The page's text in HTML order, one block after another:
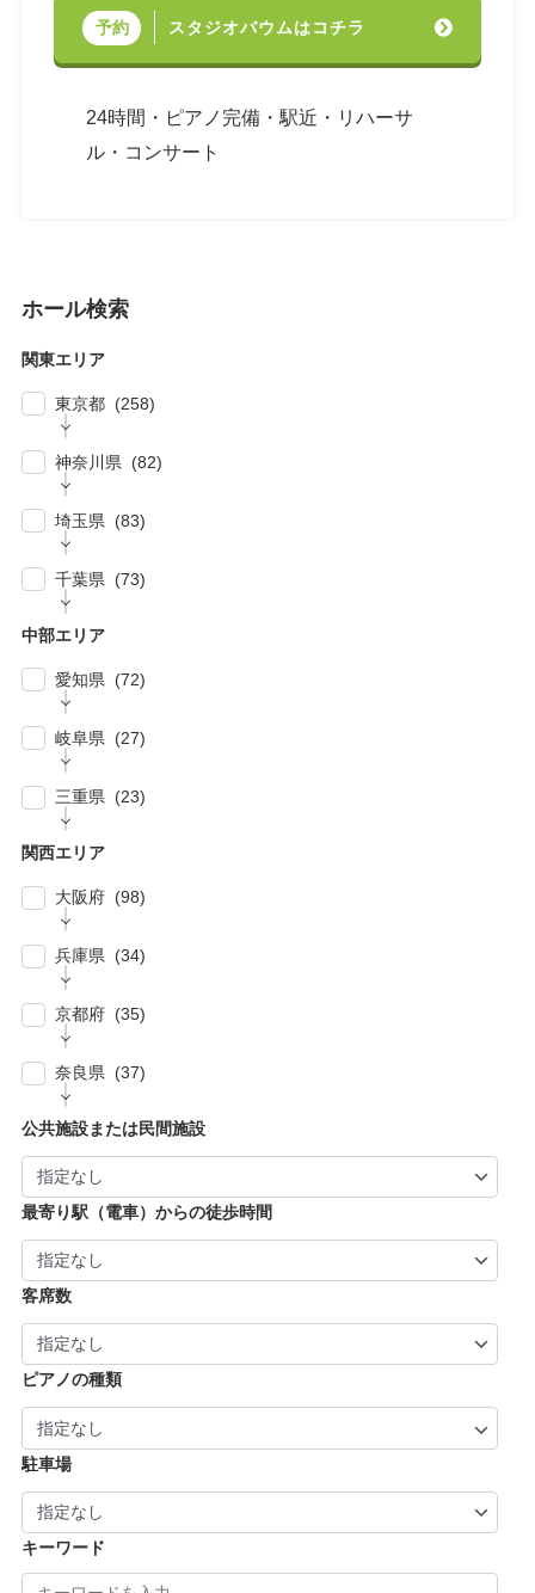
予約 スタジオバウムはコチラ
24時間・ピアノ完備・駅近・リハーサ
ル・コンサート
ホール検索
関東エリア
東京都 (258)
| … 新宿区・渋谷区 (39)
| … 品川区・大田区 (10)
| … 目黒区・世田谷区 (21)
| … 中野区・杉並区 (13)
| … 北区・台東区・足立区・荒川区 (24)
| … 八王子市・武蔵野市・三鷹市・日野市・西
福生市・あきる野市・羽村市 (8)
神奈川県 (82)
| … 横浜市 (44)
| … 相模原市・茅ヶ崎市・平塚市 (5)
| … 厚木市・小田原市・町田市・大和市・海老
埼玉県 (83)
| … 春日部市・富士見市・ふじみ野市 (4)
| … 比企郡・入間郡・入間市・秩父市・秩父
| … 川口市・越谷市・川越市 (14)
| … 朝霞市・上尾市・志木市 (6)
千葉県 (73)
| … 千葉市・船橋市・松戸市 (21)
| … 浦安市・市原市・八千代市・佐倉市 (14)
| … 野田市・成田市・木更津市・茂原市・我孫
中部エリア
愛知県 (72)
| … 名古屋市 (27)
| … 稲沢市/・尾張旭市・瀬戸市・日進市 (10)
| … 豊明市・東海市・大府市・刈谷市 (7)
| … 知立市・安城市・豊田市・岡崎市 (12)
岐阜県 (27)
| … 岐阜市・大垣市 (10)
川市 (5)
三重県 (23)
| … 津市・四日市市 (9)
| … 鈴鹿市・松阪市・桑名市 (8)
| … 伊勢市・志摩市 (3)
関西エリア
大阪府 (98)
| … 大阪市 ・堺市 (61)
| … 豊中市・吹田市 ・高槻市・茨木市 (15)
| … 八尾市・寝屋川市・岸和田市・守口市 (5)
河内長野市 (3)
兵庫県 (34)
| … 神戸市・芦屋市 (15)
| … 姫路市・明石市・伊丹市 (8)
| … 加古川市・川西市 (4)
京都府 (35)
| … 京都市・宇治市 (16)
市・京丹後市 (6)
| … 福知山市・城陽市・京田辺市・木津川市 (9)
| … 長岡京市・亀岡市・舞鶴市 (4)
奈良県 (37)
| … 奈良市・橿原市・生駒市・生駒郡 (21)
| … 葛城市・平群町・王寺町・大和高田市 (6)
| … 御所市・五條市・宇陀市 (3)
公共施設または民間施設
最寄り駅（電車）からの徒歩時間
客席数
ピアノの種類
駐車場
キーワード